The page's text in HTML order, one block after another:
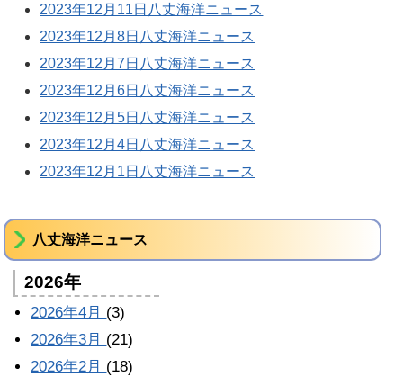
2023年12月11日八丈海洋ニュース
2023年12月8日八丈海洋ニュース
2023年12月7日八丈海洋ニュース
2023年12月6日八丈海洋ニュース
2023年12月5日八丈海洋ニュース
2023年12月4日八丈海洋ニュース
2023年12月1日八丈海洋ニュース
八丈海洋ニュース
2026年
2026年4月 (3)
2026年3月 (21)
2026年2月 (18)